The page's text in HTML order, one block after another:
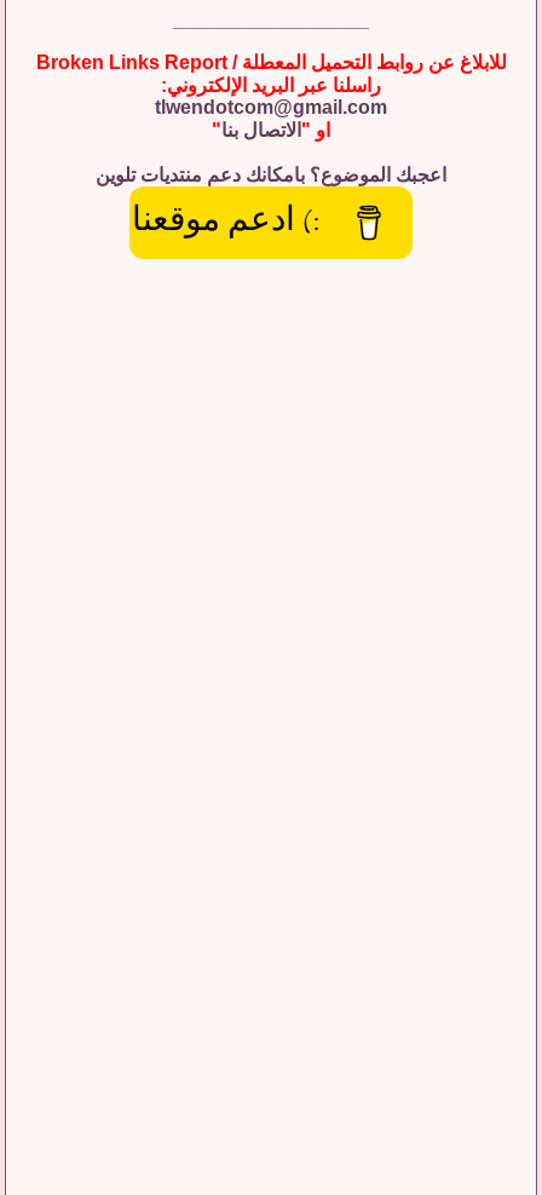
للابلاغ عن روابط التحميل المعطلة / Broken Links Report
راسلنا عبر البريد الإلكتروني:
tlwendotcom@gmail.com
او " الاتصال بنا"
اعجبك الموضوع؟ بامكانك دعم منتديات تلوين
:) ادعم موقعنا